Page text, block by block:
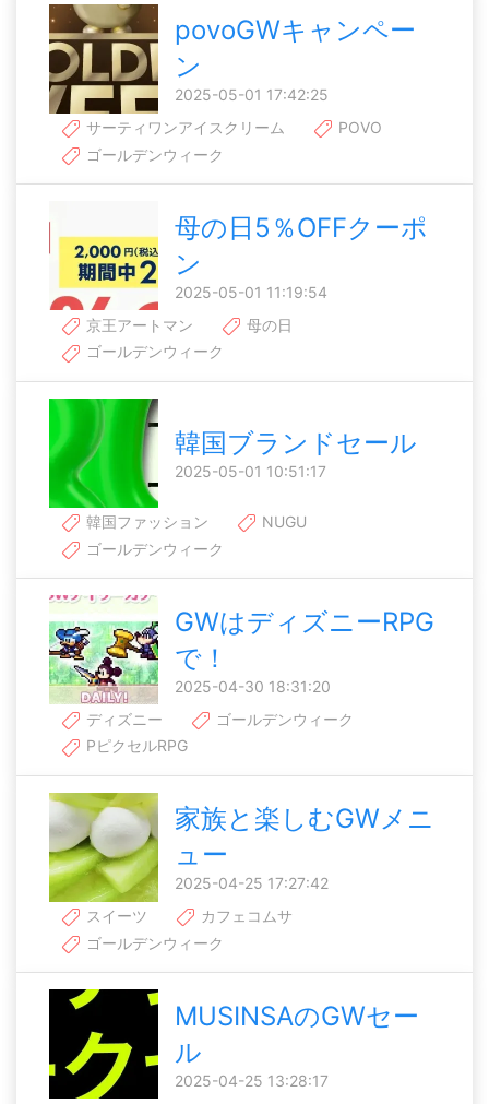
povoGWキャンペー
ン
2025-05-01 17:42:25
サーティワンアイスクリーム
POVO
ゴールデンウィーク
母の日5％OFFクーポ
ン
2025-05-01 11:19:54
京王アートマン
母の日
ゴールデンウィーク
韓国ブランドセール
2025-05-01 10:51:17
韓国ファッション
NUGU
ゴールデンウィーク
GWはディズニーRPG
で！
2025-04-30 18:31:20
ディズニー
ゴールデンウィーク
PピクセルRPG
家族と楽しむGWメニ
ュー
2025-04-25 17:27:42
スイーツ
カフェコムサ
ゴールデンウィーク
MUSINSAのGWセー
ル
2025-04-25 13:28:17